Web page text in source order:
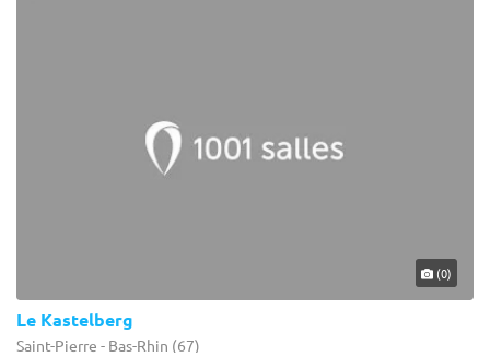
(0)
Le Kastelberg
Saint-Pierre - Bas-Rhin (67)